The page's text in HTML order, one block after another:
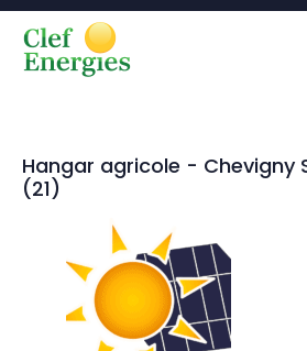
Hangar agricole - Chevigny
(21)